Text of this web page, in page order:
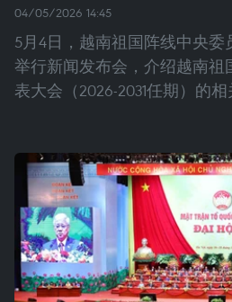
04/05/2026 14:45
5月4日，越南祖国阵线中央
举行新闻发布会，介绍越南
表大会（2026-2031任期）的相